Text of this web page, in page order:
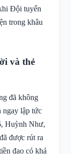
Đội tuyển
trong khâu
và thẻ
đã không
ngay lập tức
Huỳnh Như,
được rút ra
đạo có khả